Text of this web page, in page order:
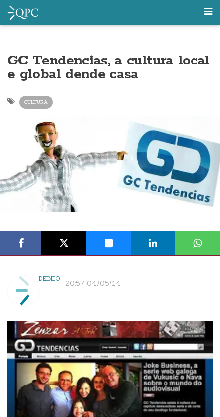
GC Tendencias, a cultura local
e global dende casa
CULTURA
DEINDO 20:57 04/05/14